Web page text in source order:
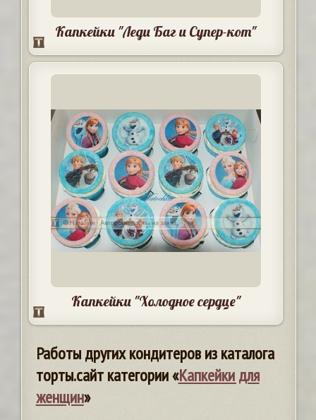
Капкейки "Леди Баг и Супер-кот"
Капкейки "Холодное сердце"
Работы других кондитеров из каталога
торты.сайт категории «Капкейки для
женщин»